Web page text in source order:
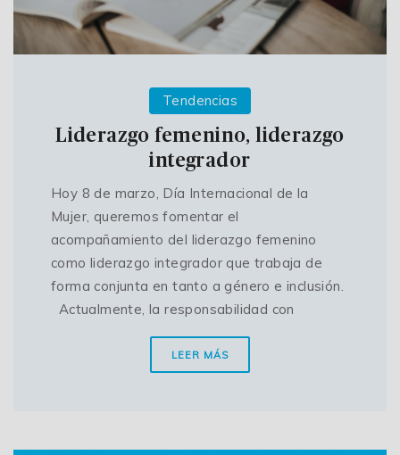
Tendencias
Liderazgo femenino, liderazgo
integrador
Hoy 8 de marzo, Día Internacional de la
Mujer, queremos fomentar el
acompañamiento del liderazgo femenino
como liderazgo integrador que trabaja de
forma conjunta en tanto a género e inclusión.
Actualmente, la responsabilidad con
LEER MÁS